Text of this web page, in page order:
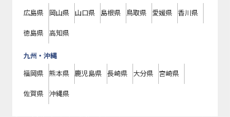
広島県 岡山県 山口県 島根県 鳥取県 愛媛県 香川県
徳島県 高知県
九州・沖縄
福岡県 熊本県 鹿児島県 長崎県 大分県 宮崎県
佐賀県 沖縄県